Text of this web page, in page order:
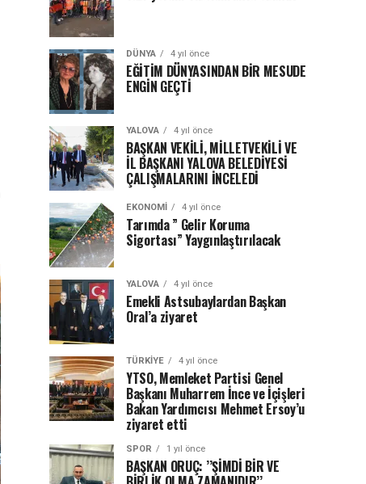
DÜNYA 4 yıl önce
EĞİTİM DÜNYASINDAN BİR MESUDE
ENGİN GEÇTİ
YALOVA 4 yıl önce
BAŞKAN VEKİLİ, MİLLETVEKİLİ VE
İL BAŞKANI YALOVA BELEDİYESİ
ÇALIŞMALARINI İNCELEDİ
EKONOMI 4 yıl önce
Tarımda ” Gelir Koruma
Sigortası” Yaygınlaştırılacak
YALOVA 4 yıl önce
Emekli Astsubaylardan Başkan
Oral’a ziyaret
TÜRKIYE 4 yıl önce
YTSO, Memleket Partisi Genel
Başkanı Muharrem İnce ve İçişleri
Bakan Yardımcısı Mehmet Ersoy’u
ziyaret etti
SPOR 1 yıl önce
BAŞKAN ORUÇ: ’’ŞİMDİ BİR VE